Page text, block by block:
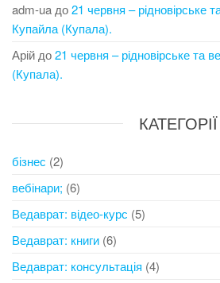
adm-ua до21 червня – рідновірське
Купайла (Купала).
Арій до21 червня – рідновірське та
(Купала).
КАТЕГОРІЇ
бізнес (2)
вебінари; (6)
Ведаврат: відео-курс (5)
Ведаврат: книги (6)
Ведаврат: консультація (4)